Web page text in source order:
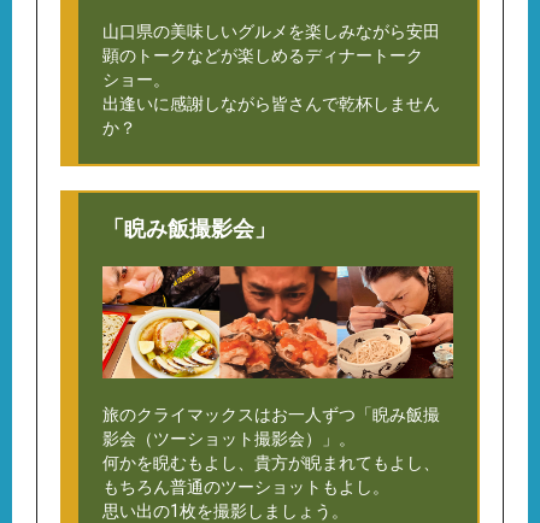
山口県の美味しいグルメを楽しみながら安田
顕のトークなどが楽しめるディナートーク
ショー。
出逢いに感謝しながら皆さんで乾杯しません
か？
「睨み飯撮影会」
旅のクライマックスはお一人ずつ「睨み飯撮
影会（ツーショット撮影会）」。
何かを睨むもよし、貴方が睨まれてもよし、
もちろん普通のツーショットもよし。
思い出の1枚を撮影しましょう。